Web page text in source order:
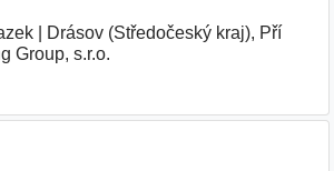
| Drásov (Středočeský kraj), Pří|
Group, s.r.o.